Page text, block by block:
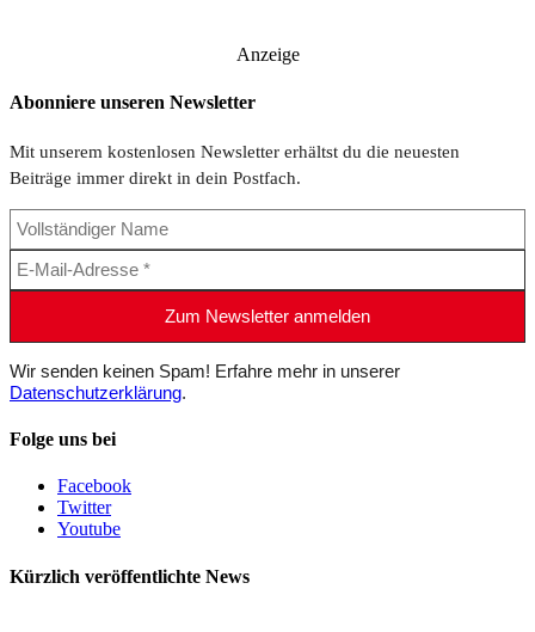
Anzeige
Abonniere unseren Newsletter
Mit unserem kostenlosen Newsletter erhältst du die neuesten
Beiträge immer direkt in dein Postfach.
Wir senden keinen Spam! Erfahre mehr in unserer
Datenschutzerklärung.
Folge uns bei
Facebook
Twitter
Youtube
Kürzlich veröffentlichte News